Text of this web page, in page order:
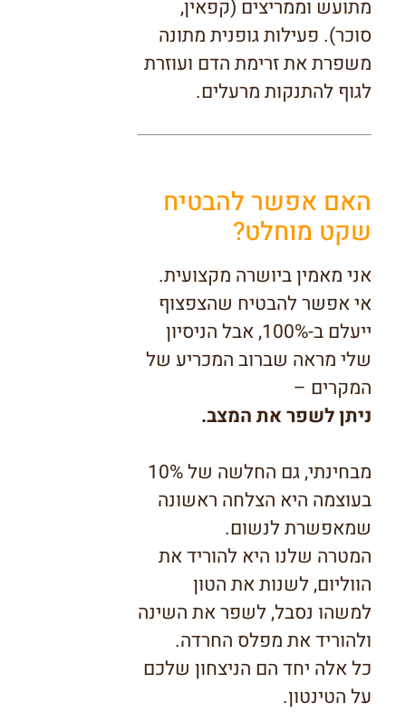
מתועש וממריצים (קפאין,
סוכר). פעילות גופנית מתונה
משפרת את זרימת הדם ועוזרת
לגוף להתנקות מרעלים.
האם אפשר להבטיח
שקט מוחלט?
אני מאמין ביושרה מקצועית.
אי אפשר להבטיח שהצפצוף
ייעלם ב-100%, אבל הניסיון
שלי מראה שברוב המכריע של
המקרים –
ניתן לשפר את המצב.
מבחינתי, גם החלשה של 10%
בעוצמה היא הצלחה ראשונה
שמאפשרת לנשום.
המטרה שלנו היא להוריד את
הווליום, לשנות את הטון
למשהו נסבל, לשפר את השינה
ולהוריד את מפלס החרדה.
כל אלה יחד הם הניצחון שלכם
על הטינטון.